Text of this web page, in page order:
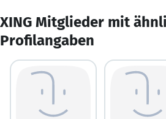
XING Mitglieder mit
Profilangaben